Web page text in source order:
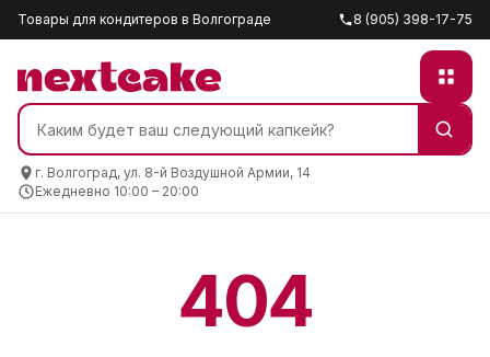
Товары для кондитеров в Волгограде 8 (905) 398-17-75
г. Волгоград, ул. 8-й Воздушной Армии, 14
Ежедневно 10:00 – 20:00
404